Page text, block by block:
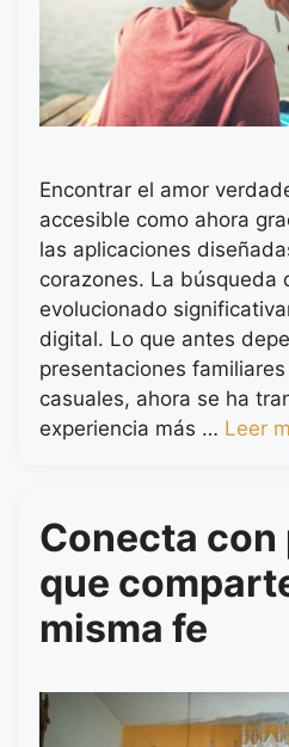
Encontrar el amor
accesible como ahora
las aplicaciones
corazones. La búsqueda
evolucionado
digital. Lo que antes
presentaciones
casuales, ahora se ha
experiencia más … Leer
Conecta con
que
misma fe